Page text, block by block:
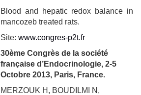
Blood and hepatic redox balance in
mancozeb treated rats.
Site: www.congres-p2t.fr
30ème Congrès de la société
française d’Endocrinologie, 2-5
Octobre 2013, Paris, France.
MERZOUK H, BOUDILMI N,